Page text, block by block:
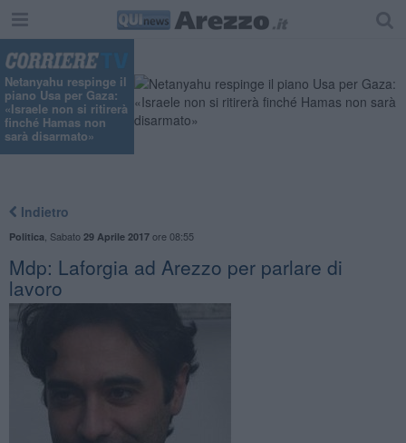
Netanyahu respinge il
piano Usa per Gaza:
«Israele non si ritirerà
finché Hamas non
sarà disarmato»
Indietro
Politica Sabato 29 Aprile 2017ore 08:55
Mdp: Laforgia ad Arezzo per parlare di
lavoro